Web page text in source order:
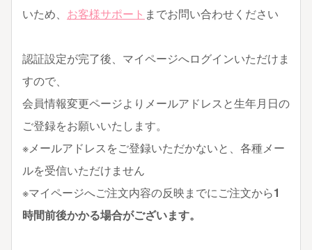
いため、 お客様サポート までお問い合わせください
認証設定が完了後、マイページへログインいただけま
すので、
会員情報変更ページよりメールアドレスと生年月日の
ご登録をお願いいたします。
※メールアドレスをご登録いただかないと、各種メー
ルを受信いただけません
※マイページへご注文内容の反映までにご注文から1
時間前後かかる場合がございます。